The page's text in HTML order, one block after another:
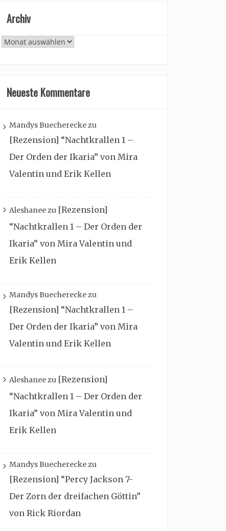
Archiv
Archiv
Neueste Kommentare
Mandys Buechereckezu
[Rezension] “Nachtkrallen 1 –
Der Orden der Ikaria” von Mira
Valentin und Erik Kellen
Aleshaneezu [Rezension]
“Nachtkrallen 1 – Der Orden der
Ikaria” von Mira Valentin und
Erik Kellen
Mandys Buechereckezu
[Rezension] “Nachtkrallen 1 –
Der Orden der Ikaria” von Mira
Valentin und Erik Kellen
Aleshaneezu [Rezension]
“Nachtkrallen 1 – Der Orden der
Ikaria” von Mira Valentin und
Erik Kellen
Mandys Buechereckezu
[Rezension] “Percy Jackson 7-
Der Zorn der dreifachen Göttin”
von Rick Riordan